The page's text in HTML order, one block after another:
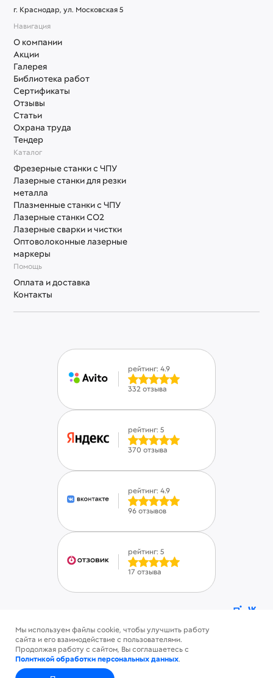
г. Краснодар, ул. Московская 5
Помощь
Оплата и доставка
Контакты
Навигация
О компании
Акции
Галерея
Библиотека работ
Сертификаты
Отзывы
Статьи
Охрана труда
Тендер
Каталог
Фрезерные станки с ЧПУ
Лазерные станки для резки
металла
Плазменные станки с ЧПУ
Лазерные станки СО2
Лазерные сварки и чистки
Оптоволоконные лазерные
маркеры
рейтинг: 4.9
332 отзыва
рейтинг: 5
370 отзыва
рейтинг: 4.9
96 отзывов
рейтинг: 5
17 отзыва
Политика конфиденциальности
Пользовательское соглашение
ⓒ Savinsname 2015-2026. Все права защищены
Мы используем файлы cookie, чтобы улучшить работу
сайта и его взаимодействие с пользователями.
Продолжая работу с сайтом, Вы соглашаетесь с
Политикой обработки персональных данных.